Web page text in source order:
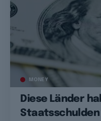
MONEY
Diese Länder
Staatsschulden